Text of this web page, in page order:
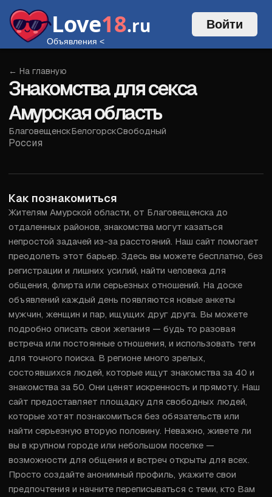
Love18.ru
Объявления <
Войти
← На главную
Знакомства для секса
Амурская область
БлаговещенскБелогорскСвободный
Россия
Как познакомиться
Жителям Амурской области, от Благовещенска до
отдаленных районов, знакомства могут казаться
непростой задачей из-за расстояний. Наш сайт помогает
преодолеть этот барьер. Здесь вы можете бесплатно, без
регистрации и лишних усилий, найти человека для
общения, флирта или серьезных отношений. На доске
объявлений каждый день появляются новые анкеты
мужчин, женщин и пар, ищущих друг друга. Вы можете
подробно описать свои желания — будь то разовая
встреча или постоянные отношения, и использовать теги
для точного поиска. В регионе много зрелых,
состоявшихся людей, которые ищут знакомства за 40 и
знакомства за 50. Они ценят искренность и прямоту. Наш
сайт предоставляет площадку для свободных людей,
которые хотят познакомиться без обязательств или
найти серьезную вторую половину. Неважно, живете ли
вы в крупном городе или небольшом поселке —
возможности для общения и встреч открыты для всех.
Просто создайте анонимный профиль, укажите свои
предпочтения и начните переписываться с теми, кто Вам